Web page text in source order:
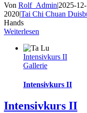
Von Rolf_Admin|2025-
2020|Tai Chi Chuan
Hands
Weiterlesen
Intensivkurs II
Gallerie
Intensivkurs II
Intensivkurs II